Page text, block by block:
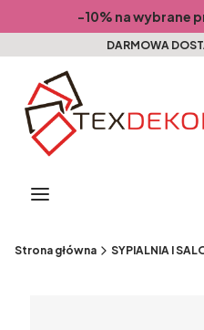
-10% na wybrane
DARMOWA
Menu
Strona główna SYPIALNIA I